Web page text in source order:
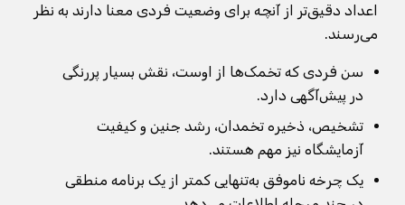
اعداد دقیق‌تر از آنچه برای وضعیت فردی معنا دارند به نظر
می‌رسند.
سن فردی که تخمک‌ها از اوست، نقش بسیار پررنگی
در پیش‌آگهی دارد.
تشخیص، ذخیره تخمدان، رشد جنین و کیفیت
آزمایشگاه نیز مهم هستند.
یک چرخه ناموفق به‌تنهایی کمتر از یک برنامه منطقی